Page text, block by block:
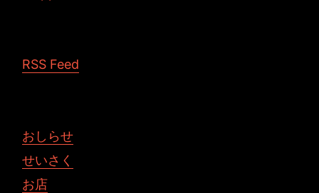
RSS Feed
おしらせ
せいさく
お店